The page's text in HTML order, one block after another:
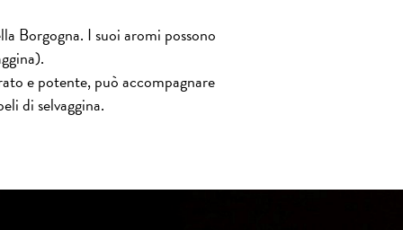
Borgogna. I suoi aromi possono
e potente, può accompagnare
di selvaggina.